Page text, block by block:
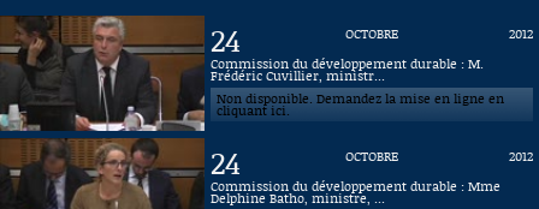
RECHERCHE
AIDE À LA DÉCOUPE
DE VIDÉOS
Commissions
Présidence
Connaissance, Histoire
24 OCTOBRE
2012
Commission du développement durable : M.
Frédéric Cuvillier, ministr...
Non disponible. Demandez la mise en ligne en
cliquant ici.
24 OCTOBRE
2012
Commission du développement durable : Mme
Delphine Batho, ministre, ...